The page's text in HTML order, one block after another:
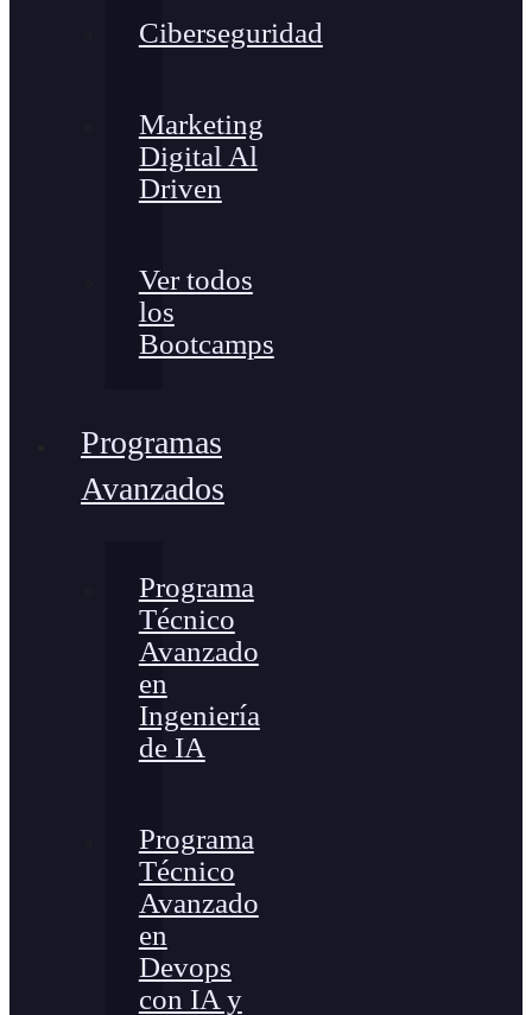
Ciberseguridad
Marketing
Digital Al
Driven
Ver todos
los
Bootcamps
Programas
Avanzados
Programa
Técnico
Avanzado
en
Ingeniería
de IA
Programa
Técnico
Avanzado
en
Devops
con IA y